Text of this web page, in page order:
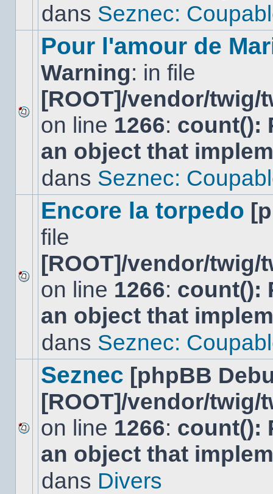
dansdans Seznec:
Aucun
nouveau
message
non-
dans
Pour l'amour de
Warning: in file
[ROOT]/vendor/
on line 1266: count():
an object that
dans Seznec:
Aucun
nouveau
message
non-
dans
Encore la torpedo
file
[ROOT]/vendor/
on line 1266: count():
an object that
dans Seznec:
Aucun
nouveau
message
Seznec [phpBB
[ROOT]/vendor/
on line 1266: count():
an object that
dans Divers